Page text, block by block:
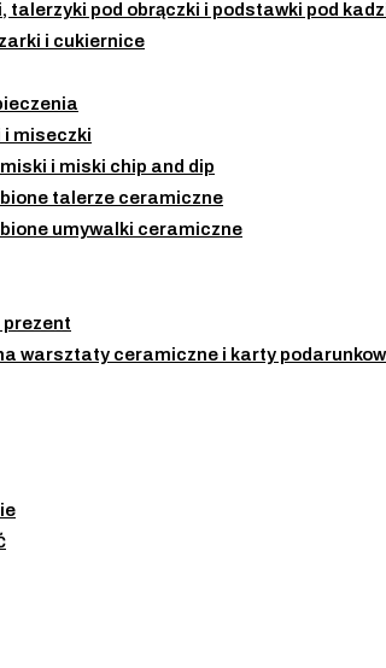
talerzyki pod obrączki i podstawki pod
i cukiernice
i miseczki
i miski chip and dip
talerze ceramiczne
umywalki ceramiczne
prezent
warsztaty ceramiczne i karty